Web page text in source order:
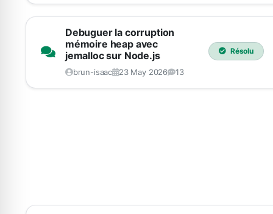
Debuguer la corruption
mémoire heap avec
jemalloc sur Node.js
brun-isaac 23 May 2026 13
Résolu